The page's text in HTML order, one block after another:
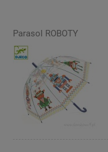
Parasol ROBOTY